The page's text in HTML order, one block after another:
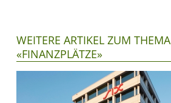
WEITERE ARTIKEL ZUM THEMA
«FINANZPLÄTZE»